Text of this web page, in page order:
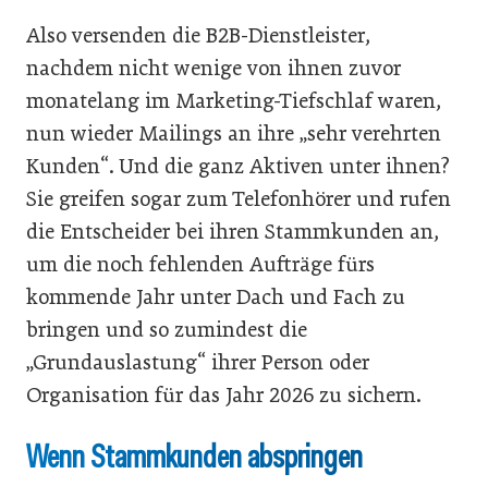
Also versenden die B2B-Dienstleister,
nachdem nicht wenige von ihnen zuvor
monatelang im Marketing-Tiefschlaf waren,
nun wieder Mailings an ihre „sehr verehrten
Kunden“. Und die ganz Aktiven unter ihnen?
Sie greifen sogar zum Telefonhörer und rufen
die Entscheider bei ihren Stammkunden an,
um die noch fehlenden Aufträge fürs
kommende Jahr unter Dach und Fach zu
bringen und so zumindest die
„Grundauslastung“ ihrer Person oder
Organisation für das Jahr 2026 zu sichern.
Wenn Stammkunden abspringen